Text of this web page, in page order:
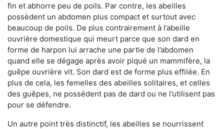
fin et abhorre peu de poils. Par contre, les abeilles
possèdent un abdomen plus compact et surtout avec
beaucoup de poils. De plus contrairement à l’abeille
ouvrière domestique qui meurt parce que son dard en
forme de harpon lui arrache une partie de l’abdomen
quand elle se dégage après avoir piqué un mammifère, la
guêpe ouvrière vit. Son dard est de forme plus effilée. En
plus de cela, les femelles des abeilles solitaires, et celles
des guêpes, ne possèdent pas de dard ou ne l’utilisent pas
pour se défendre.
Un autre point très distinctif, les abeilles se nourrissent